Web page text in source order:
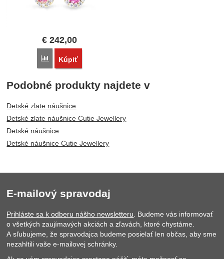
€ 242,00
Porovnať
Kúpiť
Podobné produkty najdete v
Detské zlate náušnice
Detské zlate náušnice Cutie Jewellery
Detské náušnice
Detské náušnice Cutie Jewellery
E-mailový spravodaj
Prihláste sa k odberu nášho newsletteru. Budeme vás informovať
o všetkých zaujímavých akciách a zľavách, ktoré chystáme.
A sľubujeme, že spravodajca budeme posielať len občas, aby sme
nezahltili vaše e-mailovej schránky.